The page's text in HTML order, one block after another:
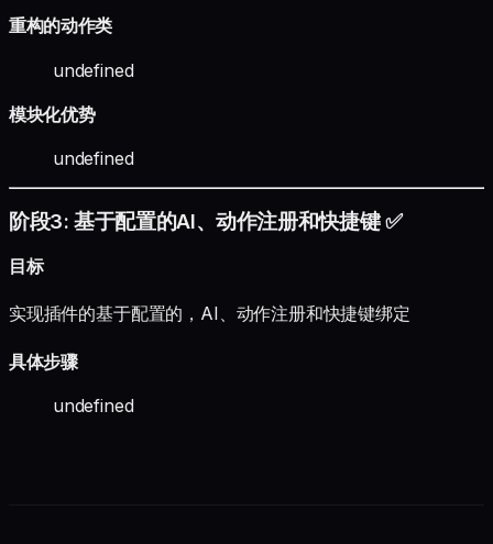
重构的动作类
undefined
模块化优势
undefined
阶段3: 基于配置的AI、动作注册和快捷键 ✅
目标
实现插件的基于配置的，AI、动作注册和快捷键绑定
具体步骤
undefined